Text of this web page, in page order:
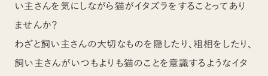
い主さんを気にしながら猫がイタズラをすることってあり
ませんか？
わざと飼い主さんの大切なものを隠したり、粗相をしたり、
飼い主さんがいつもよりも猫のことを意識するようなイタ